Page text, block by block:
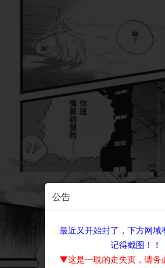
公告
最近又开始封了，下方网域
记得截图！！
▼这是一耽的走失页，请务